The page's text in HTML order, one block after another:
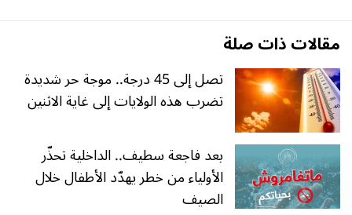
مقالات ذات صلة
تصل إلى 45 درجة.. موجة حر شديدة
تضرب هذه الولايات إلى غاية الاثنين
بعد فاجعة سطيف.. الداخلية تحذّر
الأولياء من خطر يهدّد الأطفال خلال
الصيف